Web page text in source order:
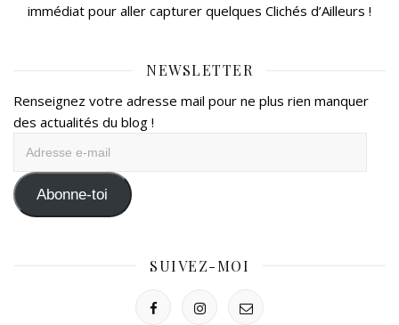
immédiat pour aller capturer quelques Clichés d’Ailleurs !
NEWSLETTER
Renseignez votre adresse mail pour ne plus rien manquer
des actualités du blog !
mail Abonne-toi
SUIVEZ-MOI